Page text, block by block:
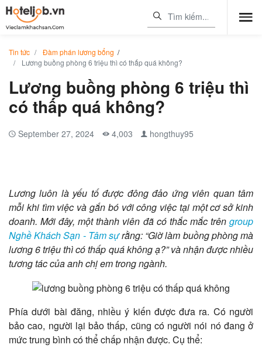
Tin tức Đàm phán lương bổng /
Lương buồng phòng 6 triệu thì có thấp quá không?
Lương buồng phòng 6 triệu thì
có thấp quá không?
September 27, 2024 4,003 hongthuy95
Lương luôn là yếu tố được đông đảo ứng viên quan tâm
mỗi khi tìm việc và gắn bó với công việc tại một cơ sở kinh
doanh. Mới đây, một thành viên đã có thắc mắc trên group
Nghề Khách Sạn - Tâm sựrằng: “Giờ làm buồng phòng mà
lương 6 triệu thì có thấp quá không ạ?” và nhận được nhiều
tương tác của anh chị em trong ngành.
Phía dưới bài đăng, nhiều ý kiến được đưa ra. Có người
bảo cao, người lại bảo thấp, cũng có người nói nó đang ở
mức trung bình có thể chấp nhận được. Cụ thể: